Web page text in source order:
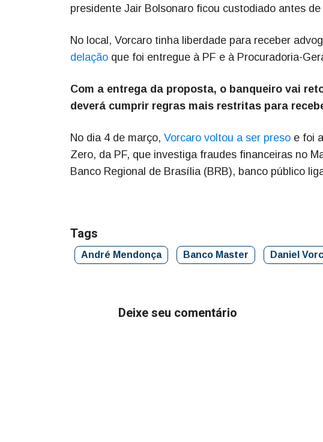
presidente Jair Bolsonaro ficou custodiado antes
No local, Vorcaro tinha liberdade para receber
delação que foi entregue à PF e à Procuradoria-
Com a entrega da proposta, o banqueiro vai
deverá cumprir regras mais restritas para
No dia 4 de março, Vorcaro voltou a ser preso e foi
Zero, da PF, que investiga fraudes financeiras no
Banco Regional de Brasília (BRB), banco público
Tags
André Mendonça Banco Master Daniel
Deixe seu comentário